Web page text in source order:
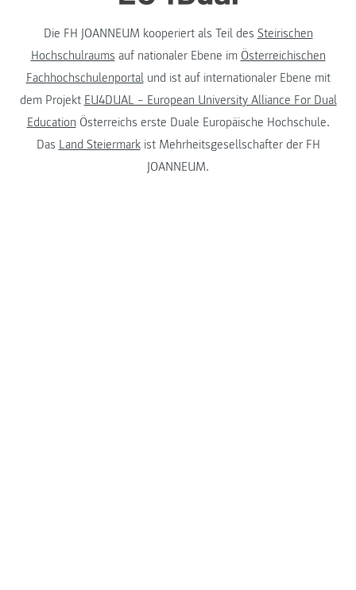
Die FH JOANNEUM kooperiert als Teil des Steirischen
Hochschulraums auf nationaler Ebene im Österreichischen
Fachhochschulenportalund ist auf internationaler Ebene mit
dem Projekt EU4DUAL – European University Alliance For Dual
Education Österreichs erste Duale Europäische Hochschule.
Das Land Steiermarkist Mehrheitsgesellschafter der FH
JOANNEUM.